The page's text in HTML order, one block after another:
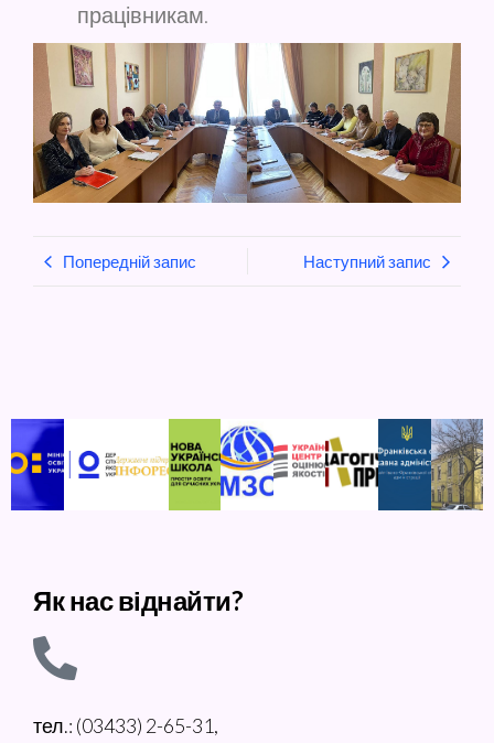
працівникам.
Попередній запис Наступний запис
Як нас віднайти?
тел.: (03433) 2-65-31,